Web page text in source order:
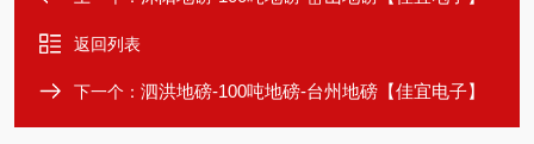
返回列表
下一个： 泗洪地磅-100吨地磅-台州地磅【佳宜电子】